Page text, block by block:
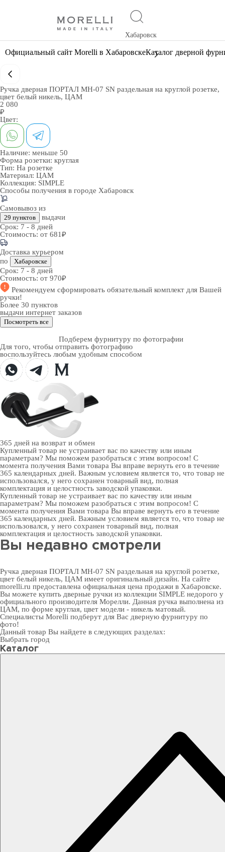
Хабаровск
Официальный сайт Morelli в ХабаровскеКаталог дверной
Ручка дверная ПОРТАЛ MH-07 SN раздельная на круглой розетке,
цвет белый никель, ЦАМ
2 080
₽
Цвет:
Наличие: меньше 50
Форма розетки: круглая
Тип: На розетке
Материал: ЦАМ
Коллекция: SIMPLE
Способы получения в городе Хабаровск
Самовывоз из
29 пунктов
выдачи
Срок: 7 - 8 дней
Стоимость: от 681₽
Доставка курьером
по
Хабаровске
Срок: 7 - 8 дней
Стоимость: от 970₽
Рекомендуем сформировать обязательный комплект для Вашей
ручки!
Более 30 пунктов
выдачи интернет заказов
Посмотреть все
Подберем фурнитуру по фотографии
Для того, чтобы отправить фотографию
воспользуйтесь любым удобным способом
365 дней на возврат и обмен
Купленный товар не устраивает вас по качеству или иным
параметрам? Мы поможем разобраться с этим вопросом! С
момента получения Вами товара Вы вправе вернуть его в течение
365 календарных дней. Важным условием является то, что товар не
использовался, у него сохранен товарный вид, полная
комплектация и целостность заводской упаковки.
Купленный товар не устраивает вас по качеству или иным
параметрам? Мы поможем разобраться с этим вопросом! С
момента получения Вами товара Вы вправе вернуть его в течение
365 календарных дней. Важным условием является то, что товар не
использовался, у него сохранен товарный вид, полная
комплектация и целостность заводской упаковки.
Вы недавно смотрели
Ручка дверная ПОРТАЛ MH-07 SN раздельная на круглой розетке,
цвет белый никель, ЦАМ имеет оригинальный дизайн. На сайте
morelli.ru предоставлена официальная цена продажи в Хабаровске.
Вы можете купить дверные ручки из коллекции SIMPLE недорого у
официального производителя Морелли. Данная ручка выполнена из
ЦАМ, по форме круглая, цвет модели - никель матовый.
Специалисты Morelli подберут для Вас дверную фурнитуру по
фото!
Данный товар Вы найдете в следующих разделах:
Выбрать город
Каталог